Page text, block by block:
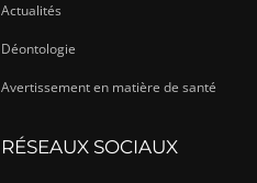
Actualités
Déontologie
Avertissement en matière de santé
RÉSEAUX SOCIAUX